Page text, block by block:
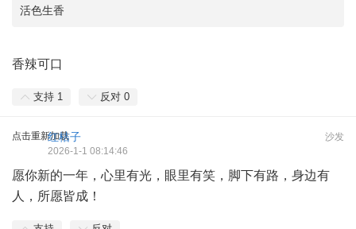
活色生香
香辣可口
支持 1 反对 0
点击重新加载 沙发
红桔子
2026-1-1 08:14:46
愿你新的一年，心里有光，眼里有笑，脚下有路，身边有
人，所愿皆成！